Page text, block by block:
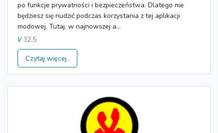
po funkcje prywatności i bezpieczeństwa. Dlatego nie
będziesz się nudzić podczas korzystania z tej aplikacji
modowej. Tutaj, w najnowszej a...
V32.5
Czytaj więcej..